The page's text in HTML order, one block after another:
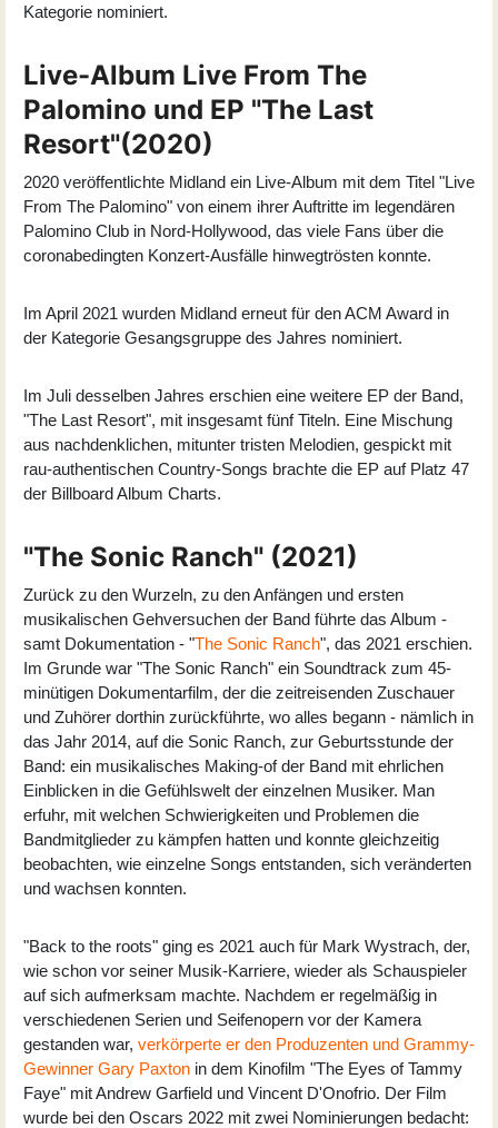
Kategorie nominiert.
Live-Album Live From The
Palomino und EP "The Last
Resort"(2020)
2020 veröffentlichte Midland ein Live-Album mit dem Titel "Live
From The Palomino" von einem ihrer Auftritte im legendären
Palomino Club in Nord-Hollywood, das viele Fans über die
coronabedingten Konzert-Ausfälle hinwegtrösten konnte.
Im April 2021 wurden Midland erneut für den ACM Award in
der Kategorie Gesangsgruppe des Jahres nominiert.
Im Juli desselben Jahres erschien eine weitere EP der Band,
"The Last Resort", mit insgesamt fünf Titeln. Eine Mischung
aus nachdenklichen, mitunter tristen Melodien, gespickt mit
rau-authentischen Country-Songs brachte die EP auf Platz 47
der Billboard Album Charts.
"The Sonic Ranch" (2021)
Zurück zu den Wurzeln, zu den Anfängen und ersten
musikalischen Gehversuchen der Band führte das Album -
samt Dokumentation - "The Sonic Ranch", das 2021 erschien.
Im Grunde war "The Sonic Ranch" ein Soundtrack zum 45-
minütigen Dokumentarfilm, der die zeitreisenden Zuschauer
und Zuhörer dorthin zurückführte, wo alles begann - nämlich in
das Jahr 2014, auf die Sonic Ranch, zur Geburtsstunde der
Band: ein musikalisches Making-of der Band mit ehrlichen
Einblicken in die Gefühlswelt der einzelnen Musiker. Man
erfuhr, mit welchen Schwierigkeiten und Problemen die
Bandmitglieder zu kämpfen hatten und konnte gleichzeitig
beobachten, wie einzelne Songs entstanden, sich veränderten
und wachsen konnten.
"Back to the roots" ging es 2021 auch für Mark Wystrach, der,
wie schon vor seiner Musik-Karriere, wieder als Schauspieler
auf sich aufmerksam machte. Nachdem er regelmäßig in
verschiedenen Serien und Seifenopern vor der Kamera
gestanden war, verkörperte er den Produzenten und Grammy-
Gewinner Gary Paxton in dem Kinofilm "The Eyes of Tammy
Faye" mit Andrew Garfield und Vincent D'Onofrio. Der Film
wurde bei den Oscars 2022 mit zwei Nominierungen bedacht: